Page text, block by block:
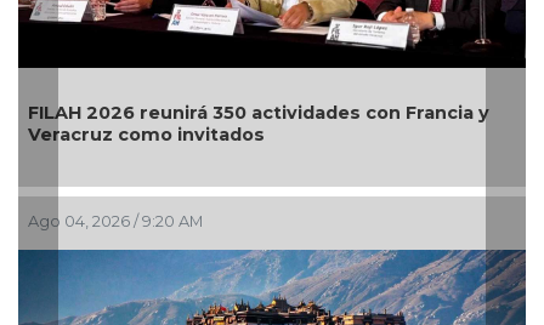
FILAH 2026 reunirá 350 actividades con Francia y
Veracruz como invitados
Ago 04, 2026 / 9:20 AM